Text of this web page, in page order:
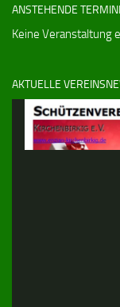
ANSTEHENDE
Keine Veranstaltung
AKTUELLE